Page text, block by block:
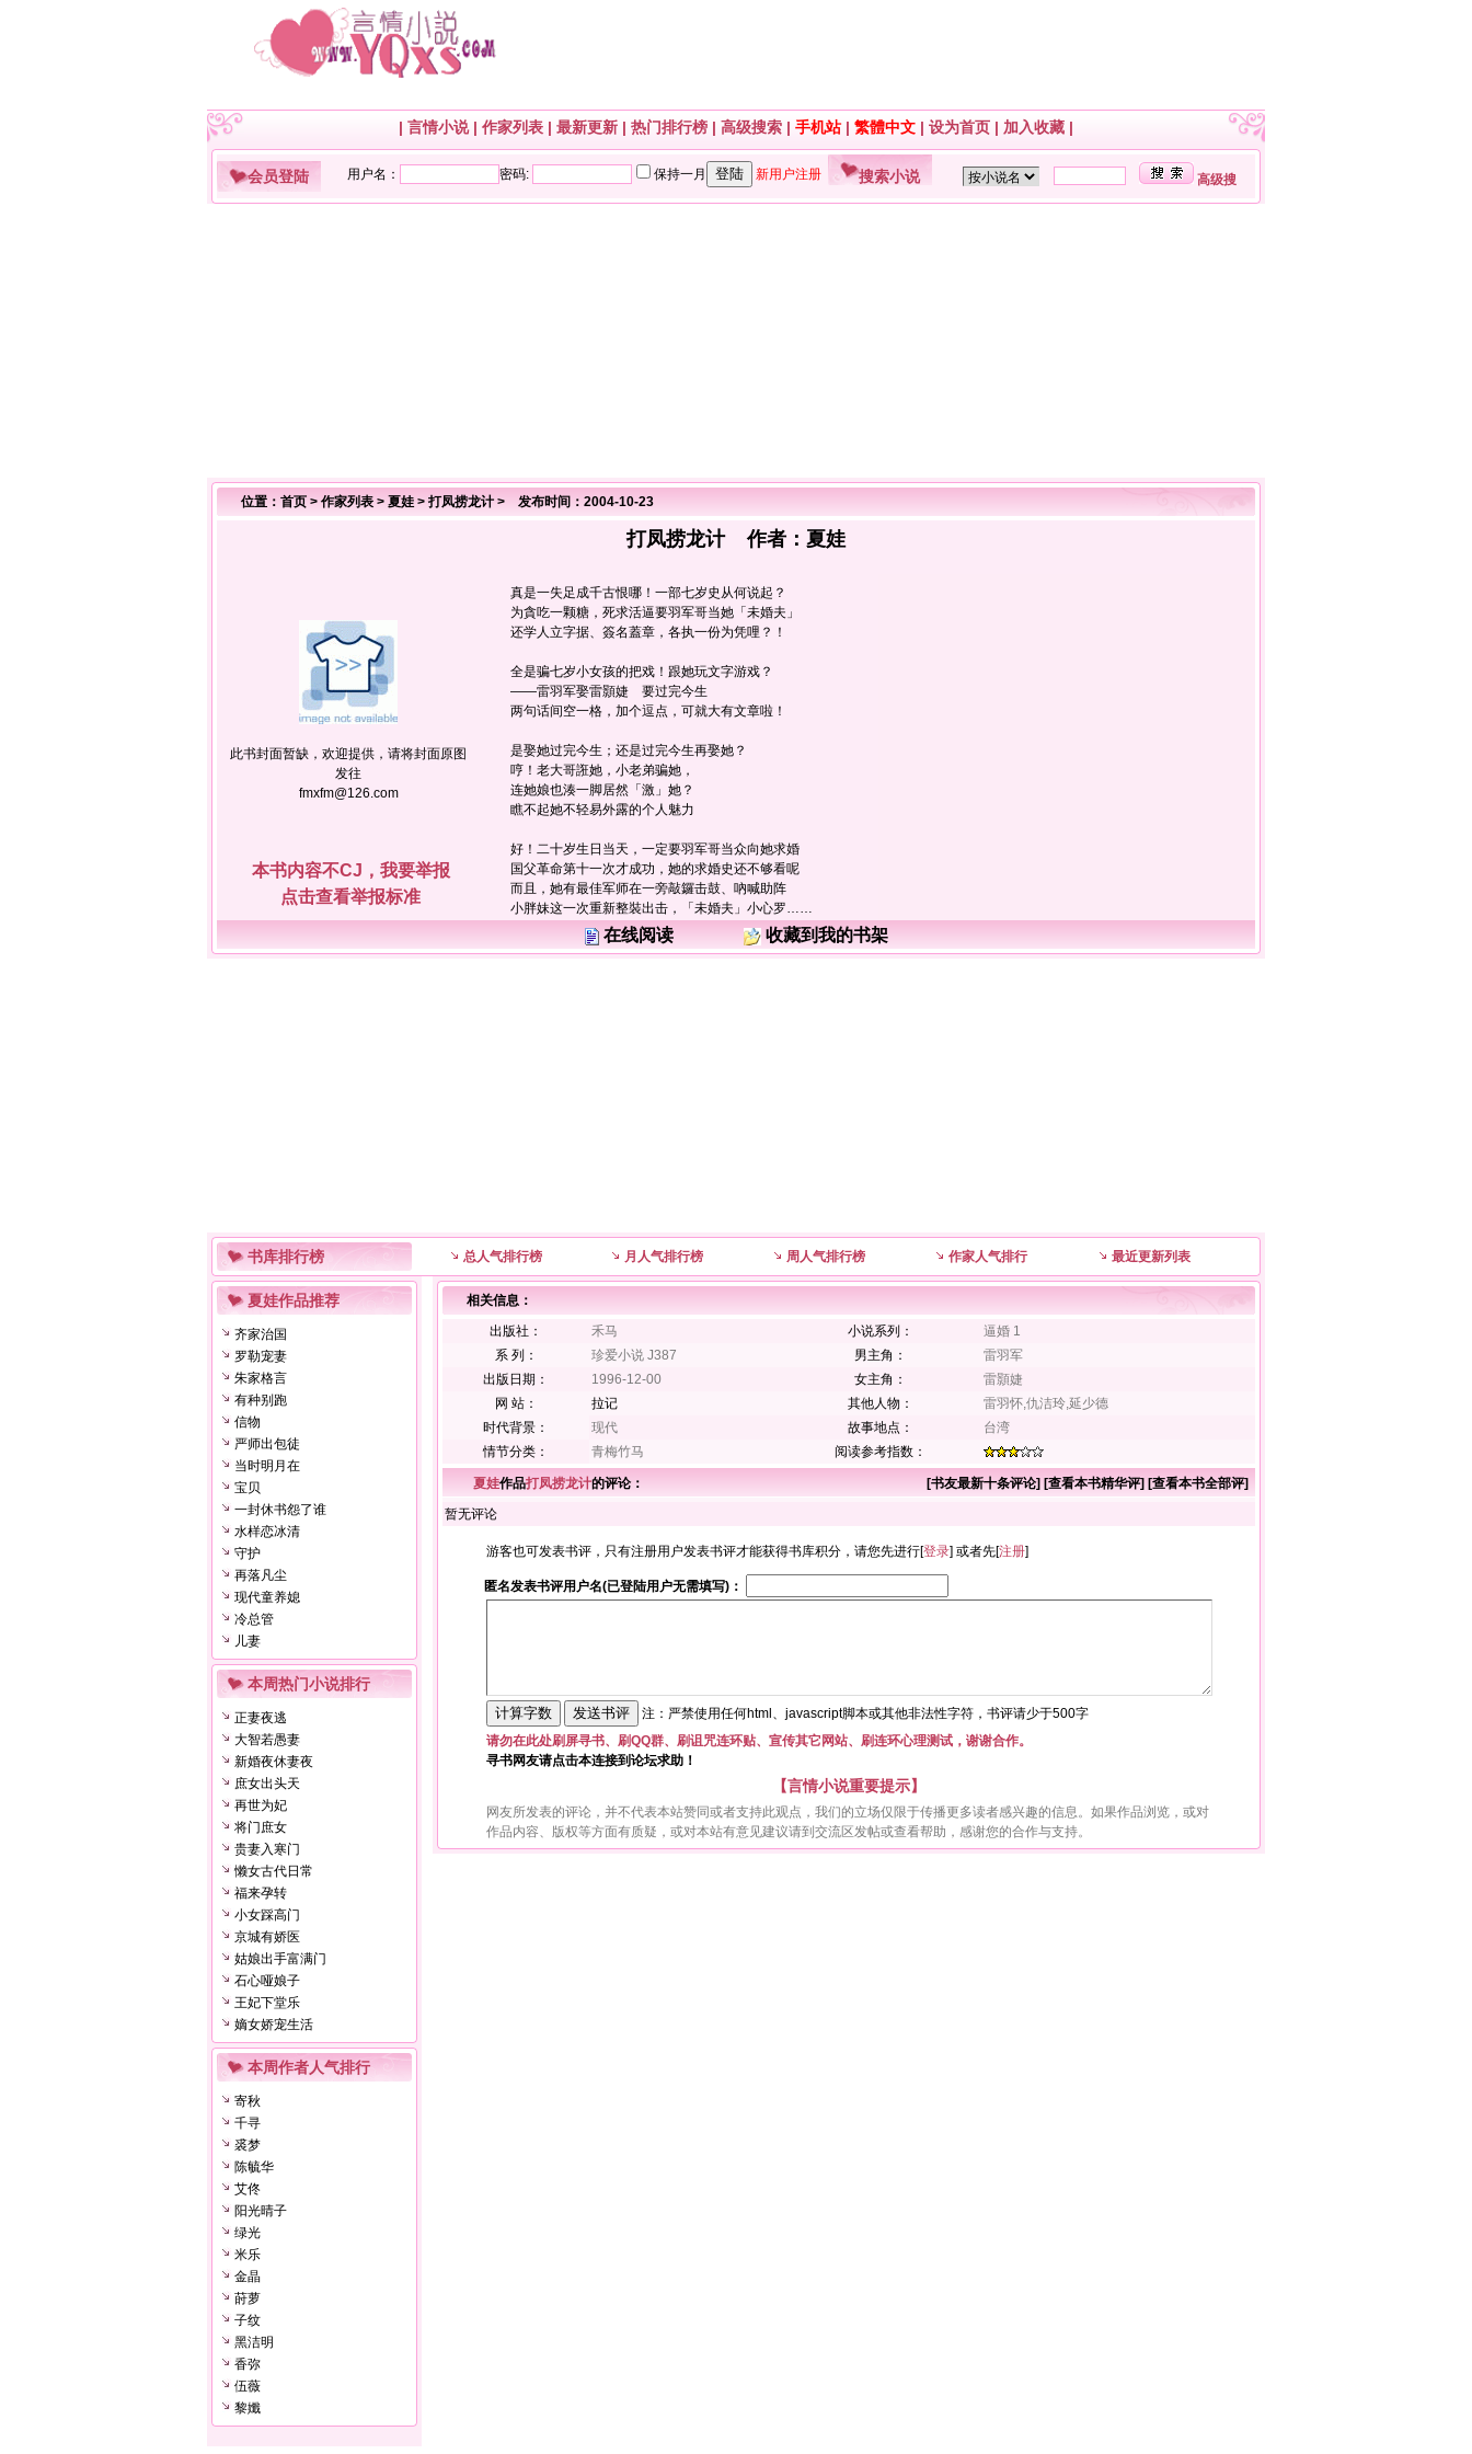
| 言情小说| 作家列表 | 最新更新 | 热门排行榜 | 高级搜索 | 手机站| 繁體中文 | 设为首页 | 加入收藏 |
会员登陆 搜索小说 高级搜
位置： 首页 > 作家列表 > 夏娃 > 打凤捞龙计> 发布时间：2004-10-23
打凤捞龙计 作者： 夏娃
此书封面暂缺，欢迎提供，请将封面原图
发往
fmxfm@126.com
真是一失足成千古恨哪！一部七岁史从何说起？
为貪吃一颗糖，死求活逼要羽军哥当她「未婚夫」
还学人立字据、簽名蓋章，各执一份为凭哩？！
全是骗七岁小女孩的把戏！跟她玩文字游戏？
——雷羽军娶雷顥婕 要过完今生
两句话间空一格，加个逗点，可就大有文章啦！
是娶她过完今生；还是过完今生再娶她？
哼！老大哥誑她，小老弟骗她，
连她娘也湊一脚居然「激」她？
瞧不起她不轻易外露的个人魅力
好！二十岁生日当天，一定要羽军哥当众向她求婚
国父革命第十一次才成功，她的求婚史还不够看呢
而且，她有最佳军师在一旁敲鑼击鼓、吶喊助阵
小胖妹这一次重新整裝出击，「未婚夫」小心罗……
本书内容不CJ，我要举报
点击查看举报标准
在线阅读 收藏到我的书架
书库排行榜 总人气排行榜 月人气排行榜 周人气排行榜 作家人气排行 最近更新列表
夏娃作品推荐
齐家治国
罗勒宠妻
朱家格言
有种别跑
信物
严师出包徒
当时明月在
宝贝
一封休书怨了谁
水样恋冰清
守护
再落凡尘
现代童养媳
冷总管
儿妻
本周热门小说排行
正妻夜逃
大智若愚妻
新婚夜休妻夜
庶女出头天
再世为妃
将门庶女
贵妻入寒门
懒女古代日常
福来孕转
小女踩高门
京城有娇医
姑娘出手富满门
石心哑娘子
王妃下堂乐
嫡女娇宠生活
本周作者人气排行
寄秋
千寻
裘梦
陈毓华
艾佟
阳光晴子
绿光
米乐
金晶
莳萝
子纹
黑洁明
香弥
伍薇
黎孅
相关信息：
出版社：
禾马 小说系列：
逼婚 1
系 列：
珍爱小说 J387 男主角：
雷羽军
出版日期：
1996-12-00 女主角：
雷顥婕
网 站：
拉记 其他人物：
雷羽怀,仇洁玲,延少德
时代背景：
现代 故事地点：
台湾
情节分类：
青梅竹马 阅读参考指数：
夏娃作品打凤捞龙计的评论： [书友最新十条评论] [查看本书精华评] [查看本书全部评]
暂无评论
游客也可发表书评，只有注册用户发表书评才能获得书库积分，请您先进行[登录] 或者先[注册]
匿名发表书评用户名(已登陆用户无需填写)：
注：严禁使用任何html、javascript脚本或其他非法性字符，书评请少于500字
请勿在此处刷屏寻书、刷QQ群、刷诅咒连环贴、宣传其它网站、刷连环心理测试，谢谢合作。
寻书网友请点击本连接到论坛求助！
【言情小说重要提示】
网友所发表的评论，并不代表本站赞同或者支持此观点，我们的立场仅限于传播更多读者感兴趣的信息。如果作品浏览，或对
作品内容、版权等方面有质疑，或对本站有意见建议请到交流区发帖或查看帮助，感谢您的合作与支持。